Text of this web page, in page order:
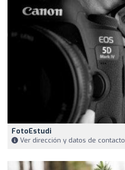
FotoEstudi
Ver dirección y datos de contacto